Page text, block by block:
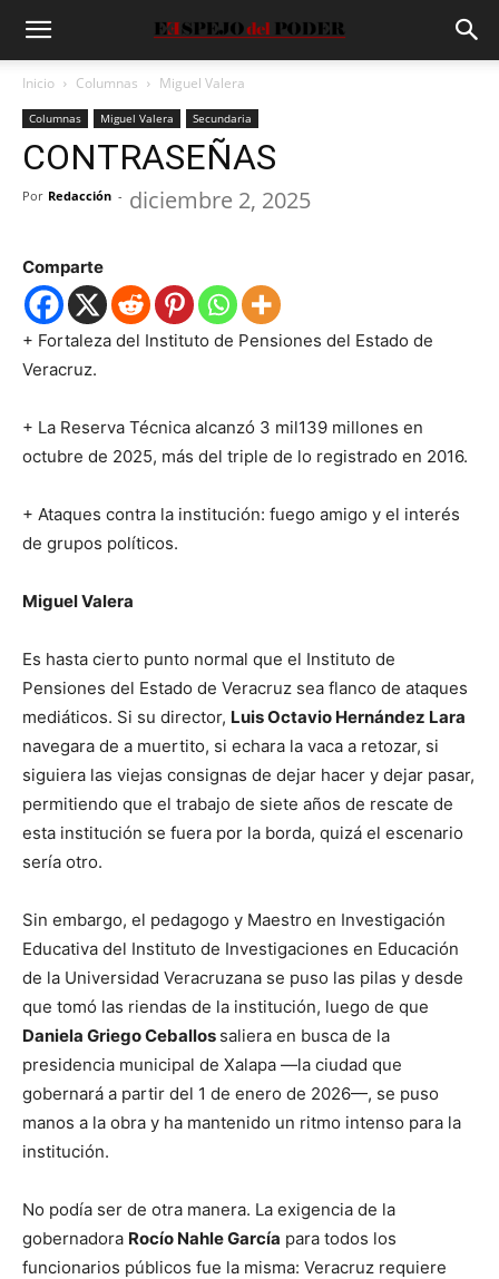
Inicio Columnas Miguel Valera
Columnas Miguel Valera Secundaria
CONTRASEÑAS
Por Redacción - diciembre 2, 2025
Comparte
+ Fortaleza del Instituto de Pensiones del Estado de
Veracruz.
+ La Reserva Técnica alcanzó 3 mil139 millones en
octubre de 2025, más del triple de lo registrado en 2016.
+ Ataques contra la institución: fuego amigo y el interés
de grupos políticos.
Miguel Valera
Es hasta cierto punto normal que el Instituto de
Pensiones del Estado de Veracruz sea flanco de ataques
mediáticos. Si su director, Luis Octavio Hernández Lara
navegara de a muertito, si echara la vaca a retozar, si
siguiera las viejas consignas de dejar hacer y dejar pasar,
permitiendo que el trabajo de siete años de rescate de
esta institución se fuera por la borda, quizá el escenario
sería otro.
Sin embargo, el pedagogo y Maestro en Investigación
Educativa del Instituto de Investigaciones en Educación
de la Universidad Veracruzana se puso las pilas y desde
que tomó las riendas de la institución, luego de que
Daniela Griego Ceballos saliera en busca de la
presidencia municipal de Xalapa —la ciudad que
gobernará a partir del 1 de enero de 2026—, se puso
manos a la obra y ha mantenido un ritmo intenso para la
institución.
No podía ser de otra manera. La exigencia de la
gobernadora Rocío Nahle García para todos los
funcionarios públicos fue la misma: Veracruz requiere